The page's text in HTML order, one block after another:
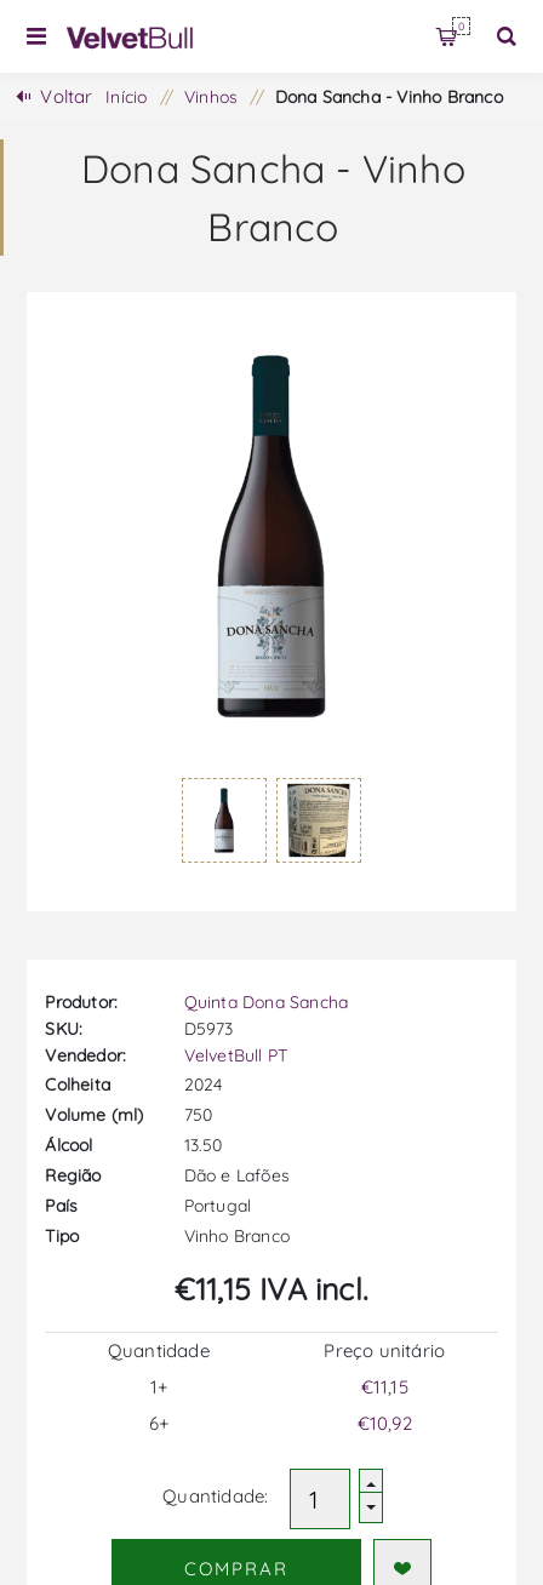
0
Voltar Início / Vinhos / Dona Sancha - Vinho Branco
Dona Sancha - Vinho
Branco
Produtor:
Quinta Dona Sancha
SKU:
D5973
Vendedor:
VelvetBull PT
Colheita
2024
Volume (ml)
750
Álcool
13.50
Região
Dão e Lafões
País
Portugal
Tipo
Vinho Branco
€11,15 IVA incl.
Quantidade
1+
6+
Preço unitário
€11,15
€10,92
Quantidade:
COMPRAR